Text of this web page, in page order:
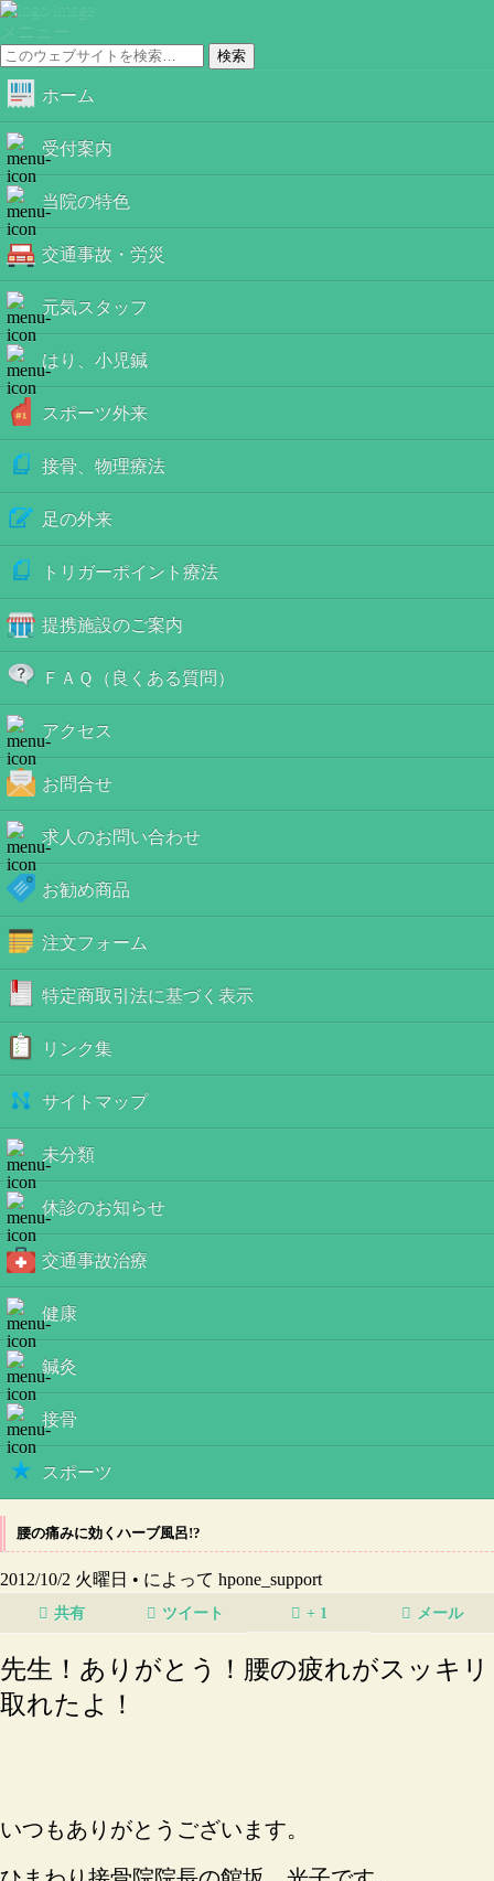
メニュー
ホーム
受付案内
当院の特色
交通事故・労災
元気スタッフ
はり、小児鍼
スポーツ外来
接骨、物理療法
足の外来
トリガーポイント療法
提携施設のご案内
ＦＡＱ（良くある質問）
アクセス
お問合せ
求人のお問い合わせ
お勧め商品
注文フォーム
特定商取引法に基づく表示
リンク集
サイトマップ
未分類
休診のお知らせ
交通事故治療
健康
鍼灸
接骨
スポーツ
腰の痛みに効くハーブ風呂!?
2012/10/2 火曜日 • によって hpone_support
共有 ツイート + 1 メール
先生！ありがとう！腰の疲れがスッキリ
取れたよ！
いつもありがとうございます。